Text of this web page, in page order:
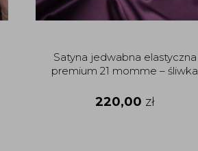
Satyna jedwabna elastyczna
premium 21 momme – śliwka
220,00 zł